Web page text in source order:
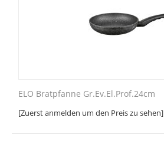
ELO Bratpfanne Gr.Ev.El.Prof.24cm
[Zuerst anmelden um den Preis zu sehen]